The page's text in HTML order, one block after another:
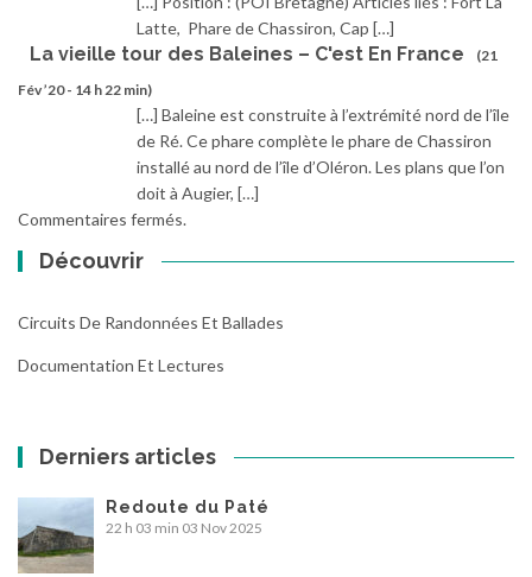
Latte, Phare de Chassiron, Cap […]
La vieille tour des Baleines – C'est En France
(21
Fév ’20 - 14 h 22 min)
[…] Baleine est construite à l’extrémité nord de l’île
de Ré. Ce phare complète le phare de Chassiron
installé au nord de l’île d’Oléron. Les plans que l’on
doit à Augier, […]
Commentaires fermés.
Découvrir
Circuits De Randonnées Et Ballades
Documentation Et Lectures
Derniers articles
Redoute du Paté
22 h 03 min 03 Nov 2025